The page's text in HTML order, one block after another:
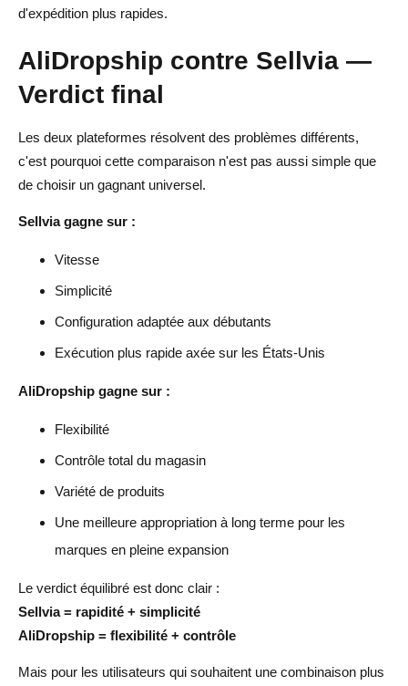
d'expédition plus rapides.
AliDropship contre Sellvia —
Verdict final
Les deux plateformes résolvent des problèmes différents,
c'est pourquoi cette comparaison n'est pas aussi simple que
de choisir un gagnant universel.
Sellvia gagne sur :
Vitesse
Simplicité
Configuration adaptée aux débutants
Exécution plus rapide axée sur les États-Unis
AliDropship gagne sur :
Flexibilité
Contrôle total du magasin
Variété de produits
Une meilleure appropriation à long terme pour les
marques en pleine expansion
Le verdict équilibré est donc clair :
Sellvia = rapidité + simplicité
AliDropship = flexibilité + contrôle
Mais pour les utilisateurs qui souhaitent une combinaison plus